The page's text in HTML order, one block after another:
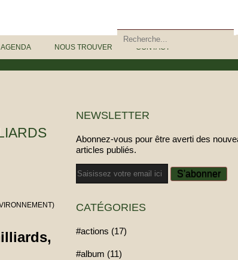
AGENDA NOUS TROUVER CONTACT
NEWSLETTER
Abonnez-vous pour être averti des
articles publiés.
Email
CATÉGORIES
#actions (17)
#album (11)